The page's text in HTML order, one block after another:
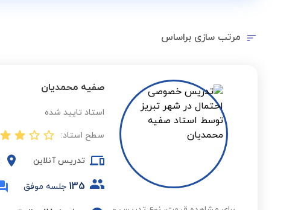
مرتب سازی براساس
صفیه محمدیان
استاد تایید شده
سطح استاد:
تدریس آنلاین
135 جلسه موفق